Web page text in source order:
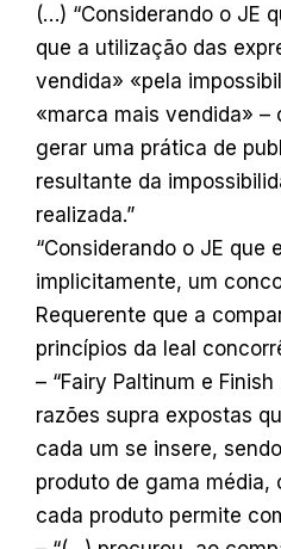
(…) “Considerando o JE
que a utilização das
vendida» «pela
«marca mais vendida» –
gerar uma prática de
resultante da
realizada.”
“Considerando o JE que
implicitamente, um
Requerente que a
princípios da leal
– “Fairy Paltinum e
razões supra expostas
cada um se insere,
produto de gama média,
cada produto permite